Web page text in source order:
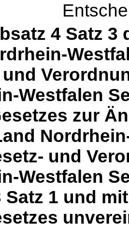
4 Satz
und
Westfalen
zur
und
Westfalen
Satz 1 und